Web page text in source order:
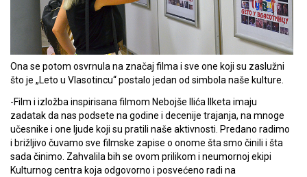
Ona se potom osvrnula na značaj filma i sve one koji su zaslužni
što je „Leto u Vlasotincu“ postalo jedan od simbola naše kulture.
-Film i izložba inspirisana filmom Nebojše Ilića Ilketa imaju
zadatak da nas podsete na godine i decenije trajanja, na mnoge
učesnike i one ljude koji su pratili naše aktivnosti. Predano radimo
i brižljivo čuvamo sve filmske zapise o onome šta smo činili i šta
sada činimo. Zahvalila bih se ovom prilikom i neumornoj ekipi
Kulturnog centra koja odgovorno i posvećeno radi na